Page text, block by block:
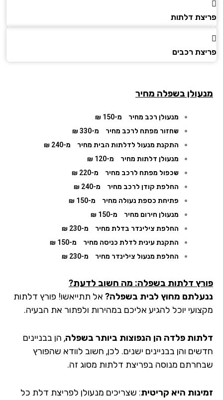
דלתות
רכבים
בשפלה מחיר
מנעולן רכב מחיר
מ-150 ₪
שחזור מפתח לרכב מחיר
מ-330 ₪
התקנת מנעול לדלתות הבית מחיר
מ-240 ₪
מנעולן דלתות מחיר
מ-120 ₪
שכפול מפתח לרכב מחיר
מ-220 ₪
החלפת קודן לרכב מחיר
מ-240 ₪
פתיחת כספת נעולה מחיר
מ-150 ₪
מנעולן חירום מחיר
מ-150 ₪
החלפת צילינדר בדלת מחיר
מ-230 ₪
התקנת עינית לדלת כניסה מחיר
מ-150 ₪
החלפת מנעול צילינדר מחיר
מ-230 ₪
דלתות בשפלה: מה חשוב לדעת?
מחוץ לבית בשפלה?אל תתייאשו! פורץ דלתות
יוכל להגיע אליכם במהירות ולפתור את הבעיה.
פלדה הן הנפוצות ביותרבשפלה, הן בבניינים
והן בבניינים ישנים. לכן, חשוב לוודא שהפורץ
מנוסה בפריצת דלתות מסוג זה.
היא קריטית: שצריכים מנעולן לפריצת דלת כל